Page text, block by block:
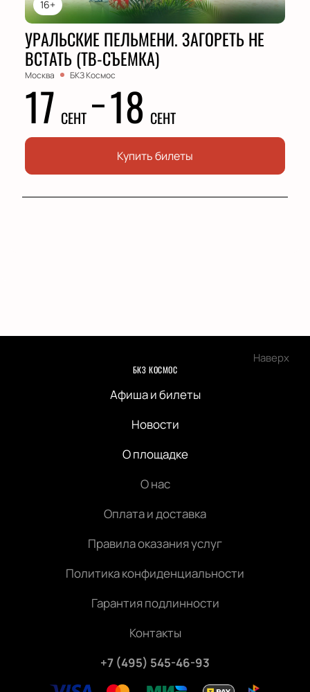
16+
УРАЛЬСКИЕ ПЕЛЬМЕНИ. ЗАГОРЕТЬ НЕ
ВСТАТЬ (ТВ-СЪЕМКА)
Москва БКЗ Космос
17 СЕНТ 18 СЕНТ
Купить билеты
Наверх
БКЗ КОСМОС
Афиша и билеты
Новости
О площадке
О нас
Оплата и доставка
Правила оказания услуг
Политика конфиденциальности
Гарантия подлинности
Контакты
+7 (495) 545-46-93